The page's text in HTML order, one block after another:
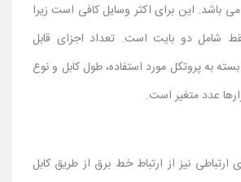
باشد. این برای اکثر وسایل کافی است زیرا
شامل دو بایت است. تعداد اجزای قابل
به پروتکل مورد استفاده، طول کابل و نوع
عدد متغیر است.
ارتباطی نیز از ارتباط خط برق از طریق کابل